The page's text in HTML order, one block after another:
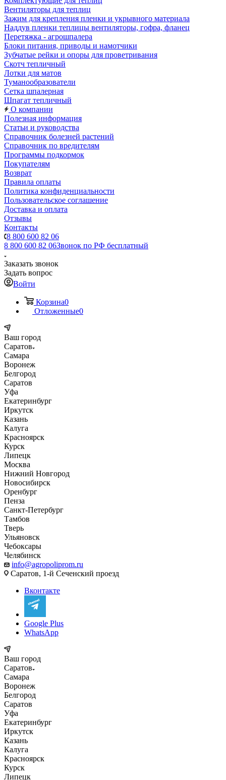
Вентиляторы для теплиц
Зажим для крепления пленки и укрывного материала
Наддув пленки теплицы вентиляторы, гофра, фланец
Перетяжка - агрошпалера
Блоки питания, приводы и намотчики
Зубчатые рейки и опоры для проветривания
Скотч тепличный
Лотки для матов
Туманообразователи
Сетка шпалерная
Шпагат тепличный
О компании
Полезная информация
Статьи и руководства
Справочник болезней растений
Справочник по вредителям
Программы подкормок
Покупателям
Возврат
Правила оплаты
Политика конфиденциальности
Пользовательское соглашение
Доставка и оплата
Отзывы
Контакты
8 800 600 82 06
8 800 600 82 06Звонок по РФ бесплатный
Заказать звонок
Задать вопрос
Войти
Корзина0
Отложенные0
Ваш город
Саратов
Самара
Воронеж
Белгород
Саратов
Уфа
Екатеринбург
Иркутск
Казань
Калуга
Красноярск
Курск
Липецк
Москва
Нижний Новгород
Новосибирск
Оренбург
Пенза
Санкт-Петербург
Тамбов
Тверь
Ульяновск
Чебоксары
Челябинск
info@agropoliprom.ru
Саратов, 1-й Сеченский проезд
Вконтакте
Google Plus
WhatsApp
Ваш город
Саратов
Самара
Воронеж
Белгород
Саратов
Уфа
Екатеринбург
Иркутск
Казань
Калуга
Красноярск
Курск
Липецк